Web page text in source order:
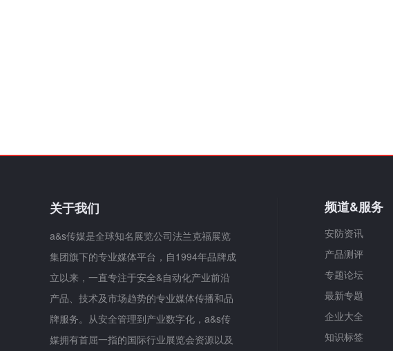
关于我们
a&s传媒是全球知名展览公司法兰克福展览
集团旗下的专业媒体平台，自1994年品牌成
立以来，一直专注于安全&自动化产业前沿
产品、技术及市场趋势的专业媒体传播和品
牌服务。从安全管理到产业数字化，a&s传
媒拥有首屈一指的国际行业展览会资源以及
频道&服务
安防资讯
产品测评
专题论坛
最新专题
企业大全
知识标签